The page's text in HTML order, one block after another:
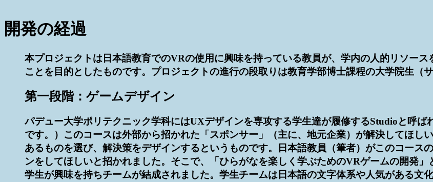
開発の経過
本プロジェクトは日本語教育でのVRの使用に興味を持っている教員が、学内の人的リソー
ことを目的としたものです。プロジェクトの進行の段取りは教育学部博士課程の大学院生（
第一段階：ゲームデザイン
パデュー大学ポリテクニック学科にはUXデザインを専攻する学生達が履修するStudioと呼ば
です。）このコースは外部から招かれた「スポンサー」（主に、地元企業）が解決してほし
あるものを選び、解決策をデザインするというものです。日本語教員（筆者）がこのコース
ンをしてほしいと招かれました。そこで、「ひらがなを楽しく学ぶためのVRゲームの開発
学生が興味を持ちチームが結成されました。学生チームは日本語の文字体系や人気がある文